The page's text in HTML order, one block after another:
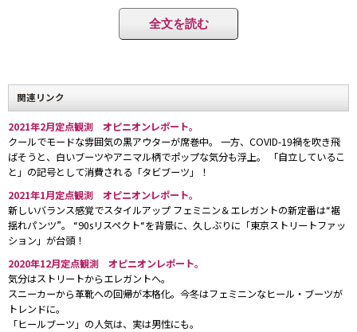
おしゃれ男子3人組はファッションを学ぶ同級生。（左から順に）ラッキー
にも抽選で当たったので買うことができた＜サカイ＞と＜アディダス＞の
スニーカーは１万7000円とハイブランドのなかでは比較的買いやすいアイ
テム。／シルク混紡で光沢のあるキレイなテーラードジャケットはファミ
リーセールで購入した＜ジルサンダー＞のものだそう。／前と後ろの切り
返しが特徴的な＜ブレス＞のパンツに＜リプロダクションオブファウンド
＞の白スニーカー。全員2001年生まれの「Z世代」。ハイブランドへの関
心もりもりです。
2021年4月3日、気持ちのいい天気に恵まれた新年度最初
の土曜日に、483回目の「定点観測」
その速報は、4月9日金曜日未明
みにしていてください。
全文を読む
関連リンク
2021年2月定点観測 オピニオンレポート。
クールでモードな雰囲気の黒アウターが席巻中。 一方、COVID-19禍を吹き飛
ばそうと、白いブーツやアニマル柄でポップな気分も浮上。 「自立しているこ
と」の記号として消費される「タビブーツ」！
2021年1月定点観測 オピニオンレポート。
新しいバランス感覚でスタイルアップ フェミニン＆エレガントの新定番は“裾
揺れパンツ”。 “90sリスペクト“を背景に、久しぶりに「東京ストリートファッ
ション」が台頭！
2020年12月定点観測 オピニオンレポート。
気分はストリートからエレガントへ。
スニーカーから革靴への回帰が本格化。今冬はフェミニンなヒール・ブーツが
トレンドに。
「ヒールブーツ」の人気は、実は男性にも。